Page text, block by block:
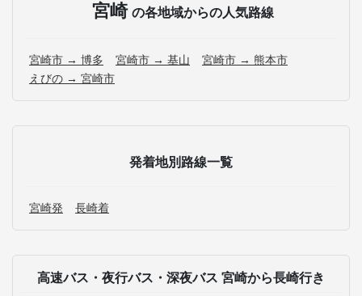
宮崎 の各地域からの人気路線
宮崎市 → 博多 宮崎市 → 基山
宮崎市 → 熊本市
えびの → 宮崎市
発着地別路線一覧
宮崎発 長崎着
高速バス・夜行バス・深夜バス 宮崎から長崎行き